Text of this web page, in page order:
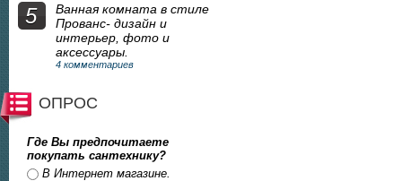
5
Ванная комната в стиле
Прованс- дизайн и
интерьер, фото и
аксессуары.
4 комментариев
ОПРОС
Где Вы предпочитаете
покупать сантехнику?
Ответы
В Интернет магазине.